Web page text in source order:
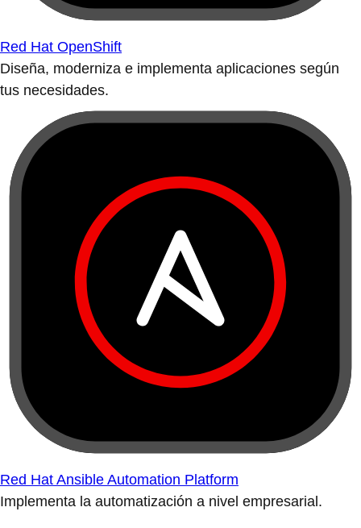
Red Hat OpenShift
Diseña, moderniza e implementa aplicaciones según
tus necesidades.
Red Hat Ansible Automation Platform
Implementa la automatización a nivel empresarial.